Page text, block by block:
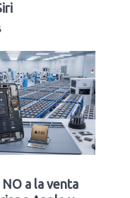
a la venta